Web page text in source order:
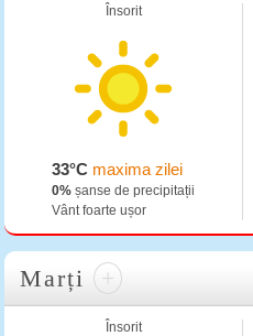
Însorit
33°C maxima zilei
0% șanse de precipitații
Vânt foarte ușor
Marți +
Însorit